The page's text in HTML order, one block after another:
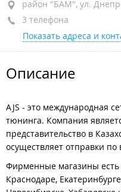
район "БАМ", ул.
3 телефона
Показать адреса и
Описание
AJS - это международная
тюнинга. Компания
представительство в
осуществляет отправки по
Фирменные магазины есть
Краснодаре,